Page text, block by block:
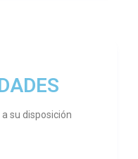
su disposición